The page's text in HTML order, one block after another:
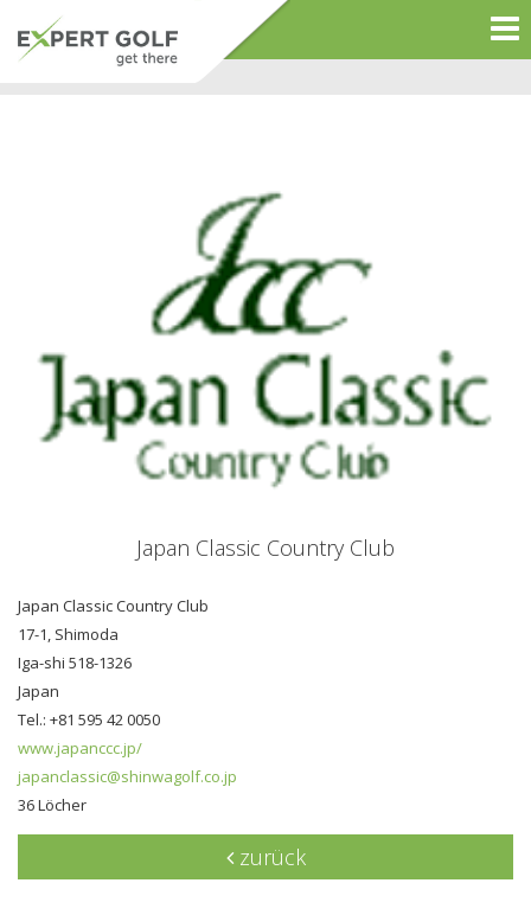
Japan Classic Country Club
Japan Classic Country Club
17-1, Shimoda
Iga-shi 518-1326
Japan
Tel.: +81 595 42 0050
www.japanccc.jp/
japanclassic@shinwagolf.co.jp
36 Löcher
zurück